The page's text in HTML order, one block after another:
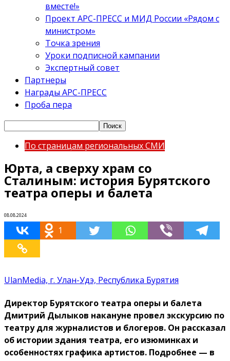
вместе!»
Проект АРС-ПРЕСС и МИД России «Рядом с
министром»
Точка зрения
Уроки подписной кампании
Экспертный совет
Партнеры
Награды АРС-ПРЕСС
Проба пера
По страницам региональных СМИ
Юрта, а сверху храм со
Сталиным: история Бурятского
театра оперы и балета
08.08.2024
1
UlanMedia, г. Улан-Удэ, Республика Бурятия
Директор Бурятского театра оперы и балета
Дмитрий Дылыков накануне провел экскурсию по
театру для журналистов и блогеров. Он рассказал
об истории здания театра, его изюминках и
особенностях графика артистов. Подробнее — в